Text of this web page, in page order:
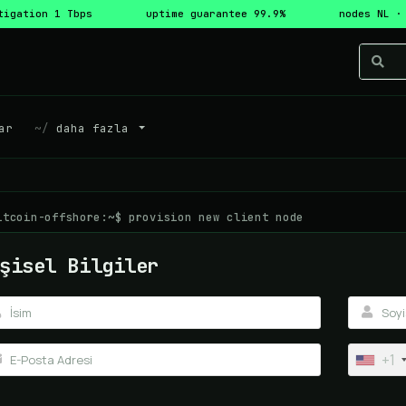
1 Tbps uptime guarantee 99.9% nodes NL ·
daha fazla
offshore:~$ provision new client node
Bilgiler
+1